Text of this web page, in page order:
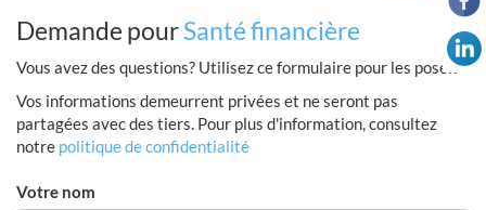
Demande pourSanté financière
Vous avez des questions? Utilisez ce formulaire pour les poser.
Vos informations demeurrent privées et ne seront pas
partagées avec des tiers. Pour plus d'information, consultez
notre politique de confidentialité
Votre nom